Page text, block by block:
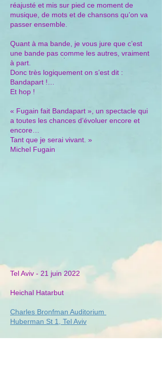
réajusté et mis sur pied ce moment de
musique, de mots et de chansons qu’on va
passer ensemble.
Quant à ma bande, je vous jure que c’est
une bande pas comme les autres, vraiment
à part.
Donc très logiquement on s’est dit :
Bandapart !…
Et hop !
« Fugain fait Bandapart », un spectacle qui
a toutes les chances d’évoluer encore et
encore…
Tant que je serai vivant. »
Michel Fugain
Tel Aviv - 21 juin 2022
Heichal Hatarbut
Charles Bronfman Auditorium
Huberman St 1, Tel Aviv
Tarif - 190 ₪ à 490 ₪